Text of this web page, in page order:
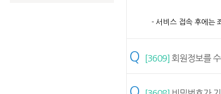
- 서비스 접속 후에는
Q [3609] 회원정보를